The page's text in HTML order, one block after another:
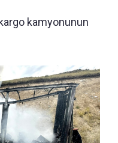
kamyonunun